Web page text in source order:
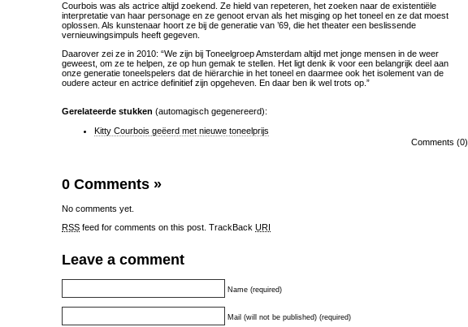
Courbois was als actrice altijd zoekend. Ze hield van repeteren, het zoeken naar de existentiële
interpretatie van haar personage en ze genoot ervan als het misging op het toneel en ze dat moest
oplossen. Als kunstenaar hoort ze bij de generatie van ’69, die het theater een beslissende
vernieuwingsimpuls heeft gegeven.
Daarover zei ze in 2010: “We zijn bij Toneelgroep Amsterdam altijd met jonge mensen in de weer
geweest, om ze te helpen, ze op hun gemak te stellen. Het ligt denk ik voor een belangrijk deel aan
onze generatie toneelspelers dat de hiërarchie in het toneel en daarmee ook het isolement van de
oudere acteur en actrice definitief zijn opgeheven. En daar ben ik wel trots op.”
Gerelateerde stukken (automagisch gegenereerd):
Kitty Courbois geëerd met nieuwe toneelprijs
Comments (0)
0 Comments »
No comments yet.
RSS feed for comments on this post. TrackBack URI
Leave a comment
Name (required)
Mail (will not be published) (required)